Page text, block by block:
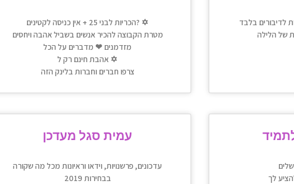
הכריות לבני 25 + אין כניסה לקטינים? ✡
מטרת הקבוצה להכיר אנשים בשביל אהבה ויחסים
מזדמנים ❤ מדברים על הכל
אהבת חינם רק ל ✡
צרפו חברים וחברות בלינק הזה
עמית סגל מעדכן
עדכונים, פרשנויות, וידאו וראיונות מכל מה שקורה
בבחירות 2019